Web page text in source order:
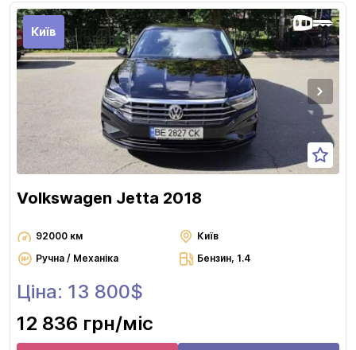
Київ
Volkswagen Jetta 2018
92000 км
Київ
Ручна / Механіка
Бензин, 1.4
Ціна: 13 800$
12 836 грн/міс